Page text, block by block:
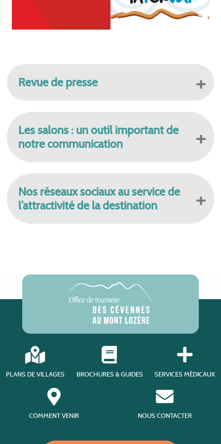
Revue de presse
Les salons : un outil important de
notre communication
Nos réseaux sociaux au service de
l’attractivité de la destination
PLANS DE VILLAGES BROCHURES & GUIDES SERVICES MÉDICAUX
COMMENT VENIR NOUS CONTACTER